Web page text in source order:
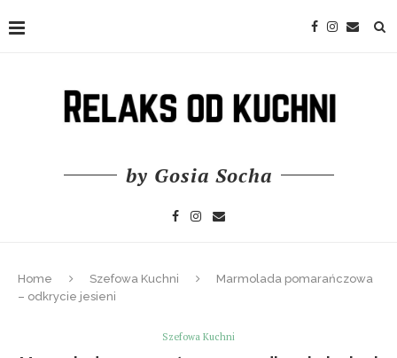
by Gosia Socha
Home Szefowa Kuchni
Marmolada pomarańczowa
– odkrycie jesieni
Szefowa Kuchni